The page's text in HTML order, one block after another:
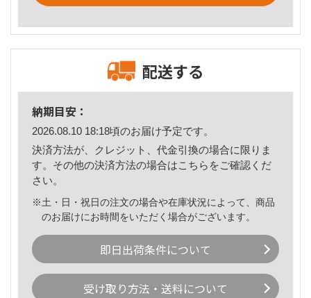
配送する
納期目安：
2026.08.10 18:18頃のお届け予定です。
決済方法が、クレジット、代金引換の場合に限りま
す。その他の決済方法の場合はこちら をご確認くだ
さい。
※土・日・祝日の注文の場合や在庫状況によって、商品
のお届けにお時間をいただく場合がございます。
即日出荷条件について
受け取り方法・送料について